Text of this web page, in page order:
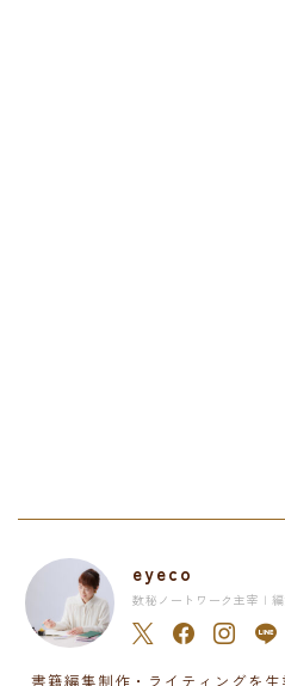
eyeco
数秘ノートワーク主宰 |
書籍編集制作・ライティングを